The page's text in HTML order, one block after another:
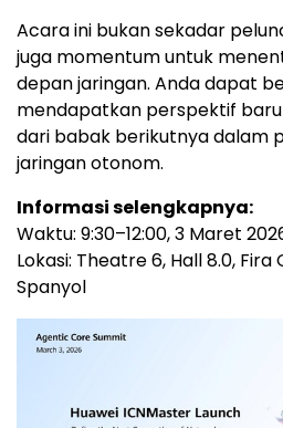
Acara ini bukan sekadar
juga momentum untuk
depan jaringan. Anda dapat
mendapatkan perspektif
dari babak berikutnya dalam
jaringan otonom.
Informasi selengkapnya:
Waktu: 9:30–12:00, 3 Maret
Lokasi: Theatre 6, Hall 8.0,
Spanyol